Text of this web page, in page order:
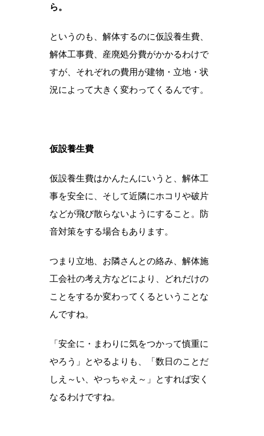
ら。
というのも、解体するのに仮設養生費、
解体工事費、産廃処分費がかかるわけで
すが、それぞれの費用が建物・立地・状
況によって大きく変わってくるんです。
仮設養生費
仮設養生費はかんたんにいうと、解体工
事を安全に、そして近隣にホコリや破片
などが飛び散らないようにすること。防
音対策をする場合もあります。
つまり立地、お隣さんとの絡み、解体施
工会社の考え方などにより、どれだけの
ことをするか変わってくるということな
んですね。
「安全に・まわりに気をつかって慎重に
やろう」とやるよりも、「数日のことだ
しえ～い、やっちゃえ～」とすれば安く
なるわけですね。